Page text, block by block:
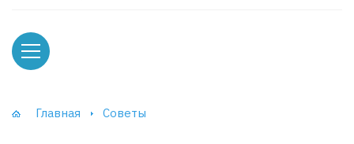
Главная Советы
и тумбы